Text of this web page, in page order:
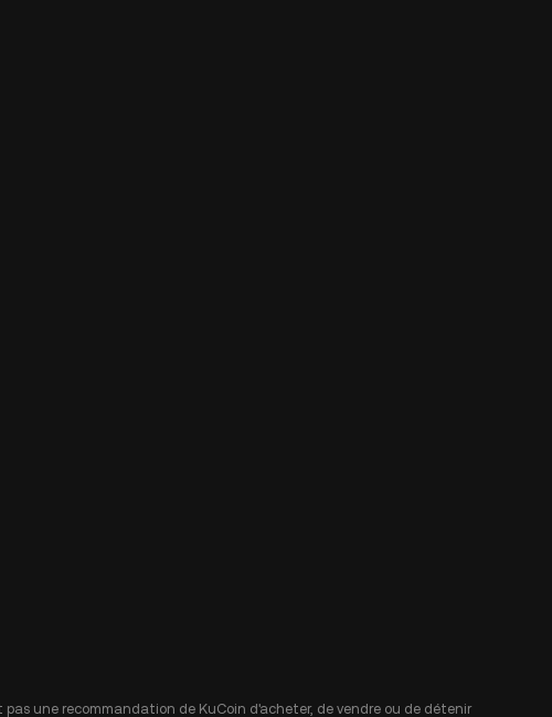
une recommandation de KuCoin d'acheter, de vendre ou de détenir